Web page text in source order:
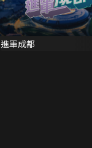
進軍成都